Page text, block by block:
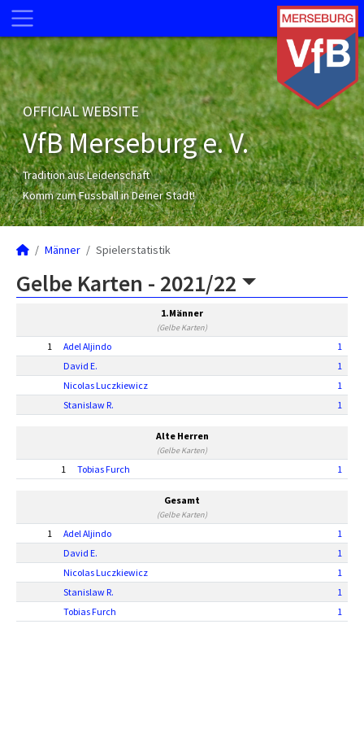
OFFICIAL WEBSITE
VfB Merseburg e. V.
Tradition aus Leidenschaft
Komm zum Fussball in Deiner Stadt!
Männer Spielerstatistik
Gelbe Karten - 2021/22
1.Männer
(Gelbe Karten)
1 Adel Aljindo
1
David E.
1
Nicolas Luczkiewicz
1
Stanislaw R.
1
Alte Herren
(Gelbe Karten)
1 Tobias Furch 1
Gesamt
(Gelbe Karten)
1 Adel Aljindo
1
David E.
1
Nicolas Luczkiewicz
1
Stanislaw R.
1
Tobias Furch
1